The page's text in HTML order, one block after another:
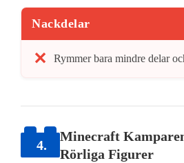
Nackdelar
Rymmer bara mindre delar
4.
Minecraft
Rörliga Figurer